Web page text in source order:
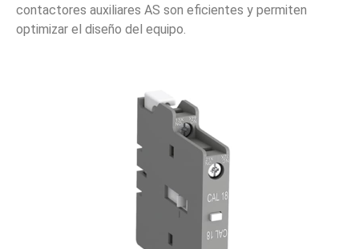
contactores auxiliares AS son eficientes y permiten
optimizar el diseño del equipo.